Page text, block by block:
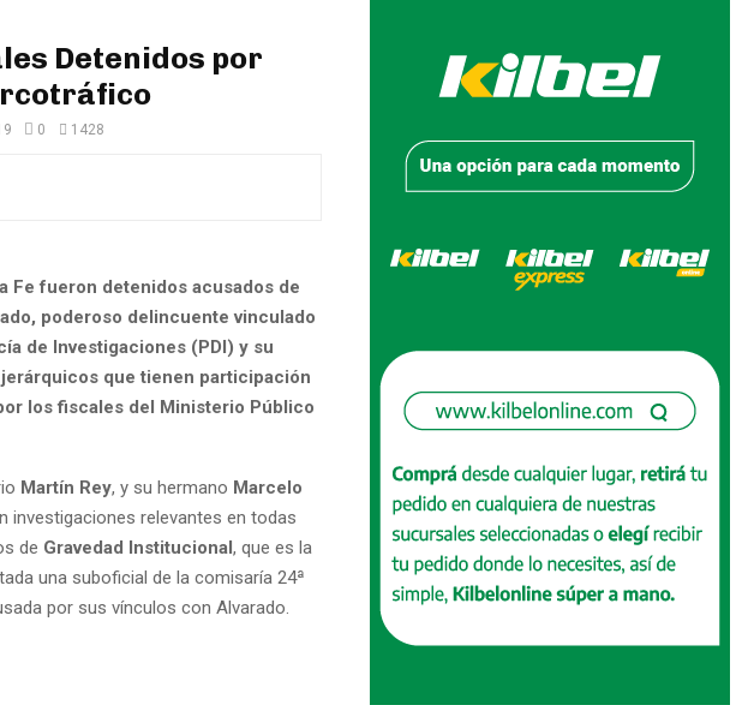
Detenidos por
0 1428
Fe fueron detenidos acusados de
poderoso delincuente vinculado
de Investigaciones (PDI) y su
que tienen participación
los fiscales del Ministerio Público
Martín Rey, y su hermano Marcelo
investigaciones relevantes en todas
de Gravedad Institucional, que es la
una suboficial de la comisaría 24ª
por sus vínculos con Alvarado.